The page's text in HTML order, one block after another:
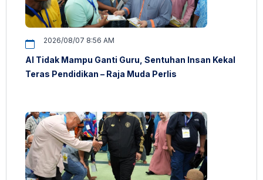
2026/08/07 8:56 AM
AI Tidak Mampu Ganti Guru, Sentuhan Insan Kekal
Teras Pendidikan – Raja Muda Perlis